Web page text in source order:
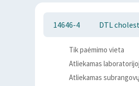
14646-4 DTL
Tik paėmimo vieta
Atliekamas
Atliekamas